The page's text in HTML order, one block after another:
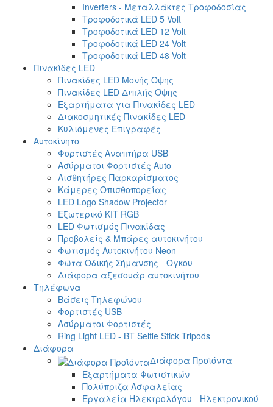
Inverters - Μεταλλάκτες Τροφοδοσίας
Τροφοδοτικά LED 5 Volt
Τροφοδοτικά LED 12 Volt
Τροφοδοτικά LED 24 Volt
Τροφοδοτικά LED 48 Volt
Πινακίδες LED
Πινακίδες LED Μονής Όψης
Πινακίδες LED Διπλής Όψης
Εξαρτήματα για Πινακίδες LED
Διακοσμητικές Πινακίδες LED
Κυλιόμενες Επιγραφές
Αυτοκίνητο
Φορτιστές Αναπτήρα USB
Ασύρματοι Φορτιστές Auto
Αισθητήρες Παρκαρίσματος
Κάμερες Οπισθοπορείας
LED Logo Shadow Projector
Εξωτερικό ΚΙΤ RGB
LED Φωτισμός Πινακίδας
Προβολείς & Μπάρες αυτοκινήτου
Φωτισμός Αυτοκινήτου Neon
Φώτα Οδικής Σήμανσης - Όγκου
Διάφορα αξεσουάρ αυτοκινήτου
Τηλέφωνα
Βάσεις Τηλεφώνου
Φορτιστές USB
Ασύρματοι Φορτιστές
Ring Light LED - BT Selfie Stick Tripods
Διάφορα
Διάφορα Προϊόντα
Εξαρτήματα Φωτιστικών
Πολύπριζα Ασφαλείας
Εργαλεία Ηλεκτρολόγου - Ηλεκτρονικού